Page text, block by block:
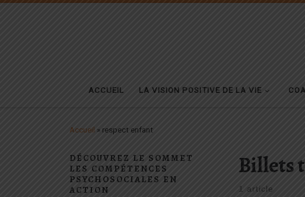
ACCUEIL LA VISION POSITIVE DE LA VIE
Accueil » respect enfant
Billets
1 article
DÉCOUVREZ LE SOMMET
LES COMPÉTENCES
PSYCHOSOCIALES EN
ACTION